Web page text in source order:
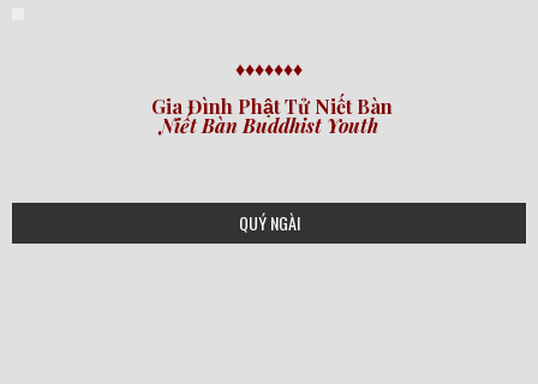
♦♦♦♦♦♦♦
Gia Đình Phật Tử Niết Bàn
Niết Bàn Buddhist Youth
QUÝ NGÀI